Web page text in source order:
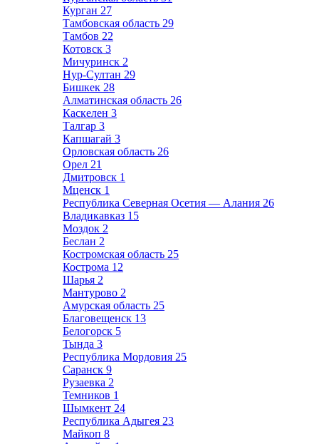
Курган 27
Тамбовская область 29
Тамбов 22
Котовск 3
Мичуринск 2
Нур-Султан 29
Бишкек 28
Алматинская область 26
Каскелен 3
Талгар 3
Капшагай 3
Орловская область 26
Орел 21
Дмитровск 1
Мценск 1
Республика Северная Осетия — Алания 26
Владикавказ 15
Моздок 2
Беслан 2
Костромская область 25
Кострома 12
Шарья 2
Мантурово 2
Амурская область 25
Благовещенск 13
Белогорск 5
Тында 3
Республика Мордовия 25
Саранск 9
Рузаевка 2
Темников 1
Шымкент 24
Республика Адыгея 23
Майкоп 8